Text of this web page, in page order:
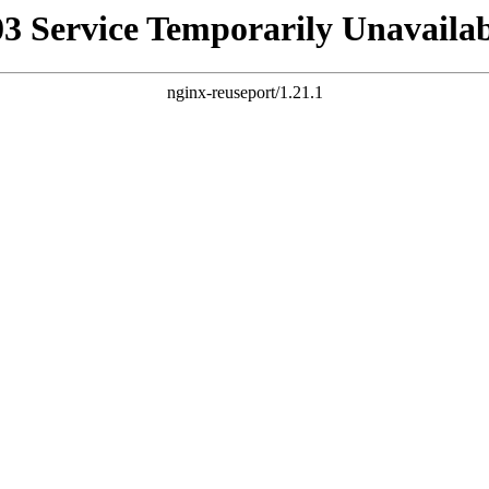
Service Temporarily
nginx-reuseport/1.21.1